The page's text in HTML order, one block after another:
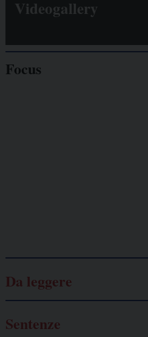
Videogallery
Focus
Da leggere
Sentenze